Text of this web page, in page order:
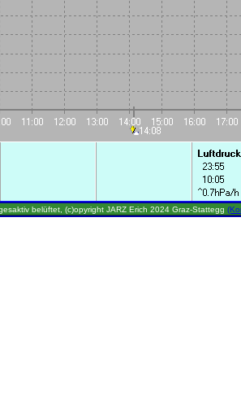
belüftet, (c)opyright JARZ Erich 2024 Graz-Stattegg